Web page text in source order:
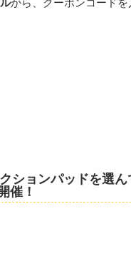
ションパッドを選
催！